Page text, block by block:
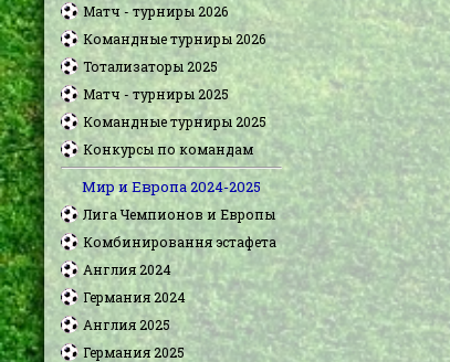
Матч - турниры 2026
Командные турниры 2026
Тотализаторы 2025
Матч - турниры 2025
Командные турниры 2025
Конкурсы по командам
Мир и Европа 2024-2025
Лига Чемпионов и Европы
Комбинировання эстафета
Англия 2024
Германия 2024
Англия 2025
Германия 2025